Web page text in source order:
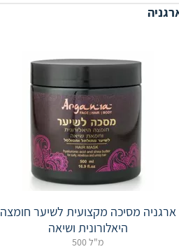
ארגניה מסיכה מקצועית לשיער חומצה
היאלורונית ושיאה
500 מ"ל